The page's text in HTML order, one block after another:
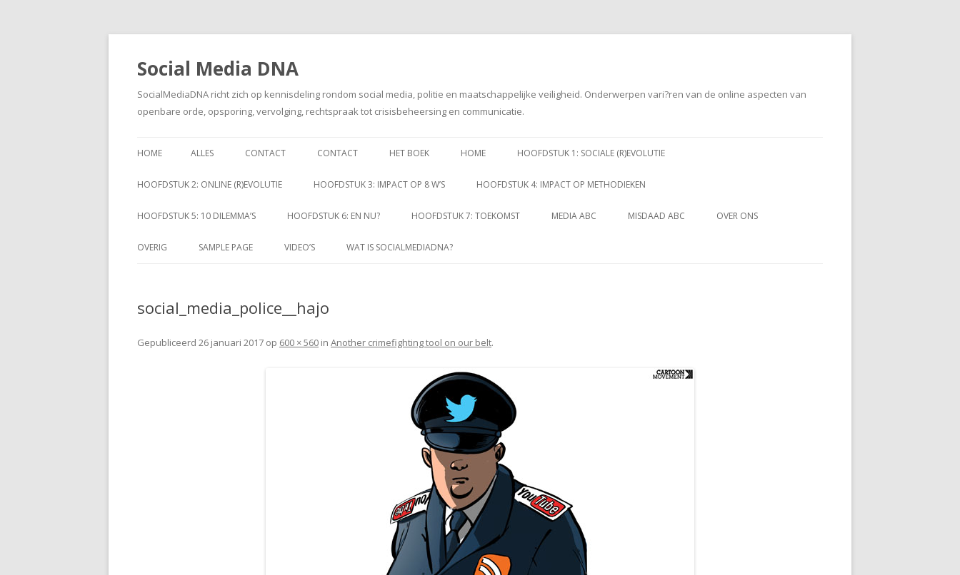
Social Media DNA
SocialMediaDNA richt zich op kennisdeling rondom social media, politie en maatschappelijke veiligheid. Onderwerpen vari?ren van de online aspecten van
openbare orde, opsporing, vervolging, rechtspraak tot crisisbeheersing en communicatie.
naar
HOME ALLES CONTACT CONTACT HET BOEK HOME HOOFDSTUK 1: SOCIALE (R)EVOLUTIE
HOOFDSTUK 2: ONLINE (R)EVOLUTIE HOOFDSTUK 3: IMPACT OP 8 W’S HOOFDSTUK 4: IMPACT OP METHODIEKEN
HOOFDSTUK 5: 10 DILEMMA’S HOOFDSTUK 6: EN NU? HOOFDSTUK 7: TOEKOMST MEDIA ABC MISDAAD ABC OVER ONS
OVERIG SAMPLE PAGE VIDEO’S WAT IS SOCIALMEDIADNA?
social_media_police__hajo
Gepubliceerd 26 januari 2017 op 600 × 560 in Another crimefighting tool on our belt.